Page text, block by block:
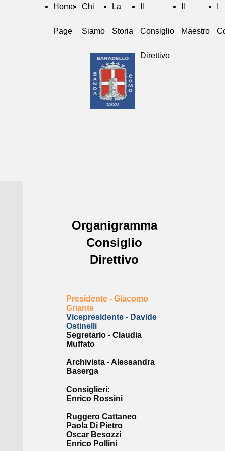
Home
Page
Chi
Siamo
La
Storia Consiglio
Direttivo
Maestro
Organigramma
Consiglio
Direttivo
Presidente - Giacomo
Griante
Vicepresidente - Davide
Ostinelli
Segretario - Claudia
Muffato
Archivista - Alessandra
Baserga
Consiglieri:
Enrico Rossini
Ruggero Cattaneo
Paola Di Pietro
Oscar Besozzi
Enrico Pollini